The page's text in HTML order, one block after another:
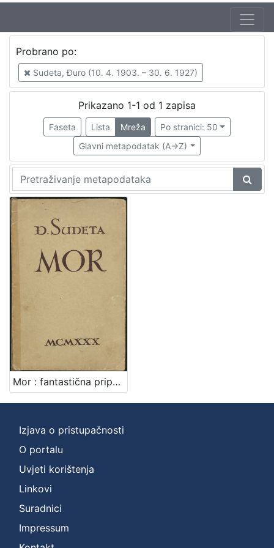
Probrano po:
Sudeta, Đuro (10. 4. 1903. – 30. 6. 1927)
Prikazano 1-1 od 1 zapisa
Faseta Lista Mreža
Po stranici: 50
Glavni metapodatak (A->Z)
Mor : fantastična pripovijest / Đuro Sudeta
Izjava o pristupačnosti
O portalu
Uvjeti korištenja
Linkovi
Suradnici
Impressum